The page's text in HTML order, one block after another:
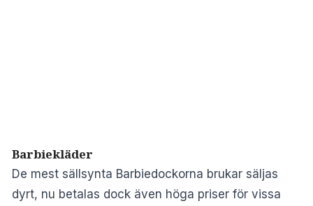
Barbiekläder
De mest sällsynta Barbiedockorna brukar säljas
dyrt, nu betalas dock även höga priser för vissa